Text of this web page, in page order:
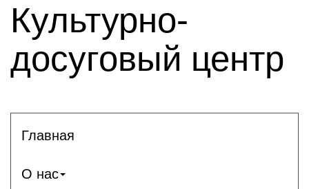
Культурно-
досуговый центр
Главная
О нас